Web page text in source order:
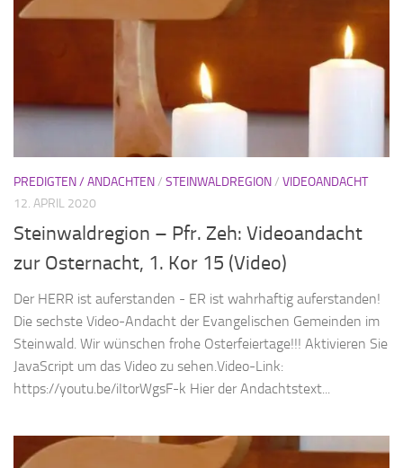
PREDIGTEN / ANDACHTEN/ STEINWALDREGION/ VIDEOANDACHT
12. APRIL 2020
Steinwaldregion – Pfr. Zeh: Videoandacht
zur Osternacht, 1. Kor 15 (Video)
Der HERR ist auferstanden - ER ist wahrhaftig auferstanden!
Die sechste Video-Andacht der Evangelischen Gemeinden im
Steinwald. Wir wünschen frohe Osterfeiertage!!! Aktivieren Sie
JavaScript um das Video zu sehen.Video-Link:
https://youtu.be/iItorWgsF-k Hier der Andachtstext...